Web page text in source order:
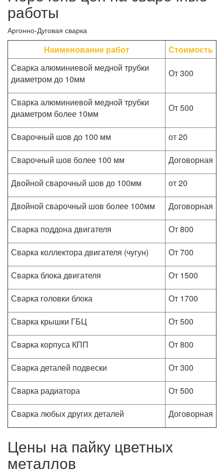
работы
Аргонно-Дуговая сварка
Наименование работ
Стоимость
Сварка алюминиевой медной трубки
диаметром до 10мм
От 300
Сварка алюминиевой медной трубки
диаметром более 10мм
От 500
Сварочный шов до 100 мм
от 20
Сварочный шов более 100 мм
Договорная
Двойной сварочный шов до 100мм
от 20
Двойной сварочный шов более 100мм
Договорная
Сварка поддона двигателя
От 800
Сварка коллектора двигателя (чугун)
От 700
Сварка блока двигателя
От 1500
Сварка головки блока
От 1700
Сварка крышки ГБЦ
От 500
Сварка корпуса КПП
От 800
Сварка деталей подвески
От 300
Сварка радиатора
От 500
Сварка любых других деталей
Договорная
Цены на пайку цветных
металлов